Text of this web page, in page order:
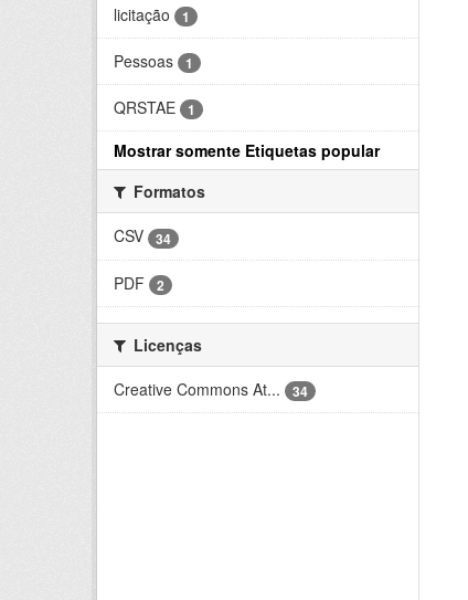
licitação 1
Pessoas 1
QRSTAE 1
Mostrar somente Etiquetas popular
Formatos
CSV
34
PDF 2
Licenças
Creative Commons At...
34